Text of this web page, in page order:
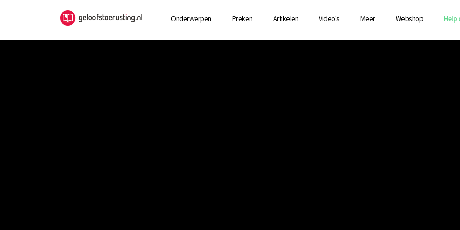
Onderwerpen Preken Artikelen Video's Meer Webshop Help